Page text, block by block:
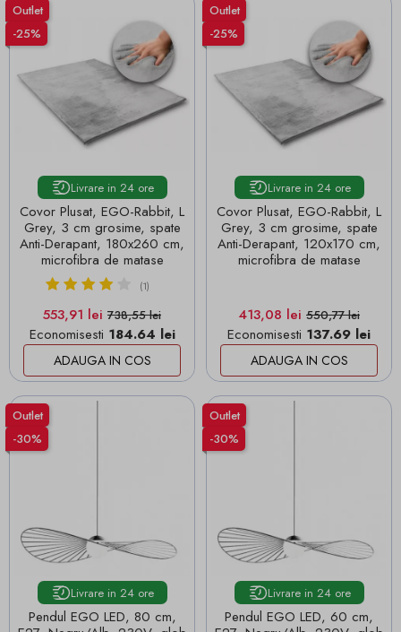
Outlet
-25%
Livrare in 24 ore
Covor Plusat, EGO-Rabbit, L
Grey, 3 cm grosime, spate
Anti-Derapant, 180x260 cm,
microfibra de matase
(1)
Pret
553,91 lei Pret de baza
738,55 lei
Economisesti 184.64 lei
ADAUGA IN COS
Outlet
-25%
Livrare in 24 ore
Covor Plusat, EGO-Rabbit, L
Grey, 3 cm grosime, spate
Anti-Derapant, 120x170 cm,
microfibra de matase
Pret
413,08 lei Pret de baza
550,77 lei
Economisesti 137.69 lei
ADAUGA IN COS
Outlet
-30%
Livrare in 24 ore
Pendul EGO LED, 80 cm,
Outlet
-30%
Livrare in 24 ore
Pendul EGO LED, 60 cm,